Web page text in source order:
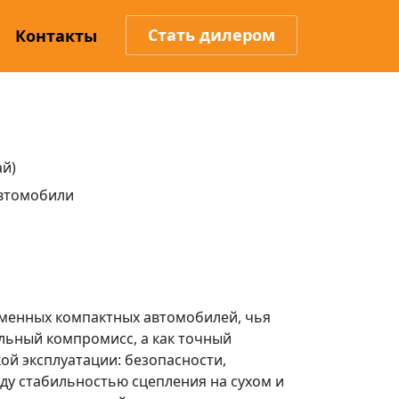
Контакты Стать дилером
компактных автомобилей, чья
компромисс, а как точный
эксплуатации: безопасности,
стабильностью сцепления на сухом и